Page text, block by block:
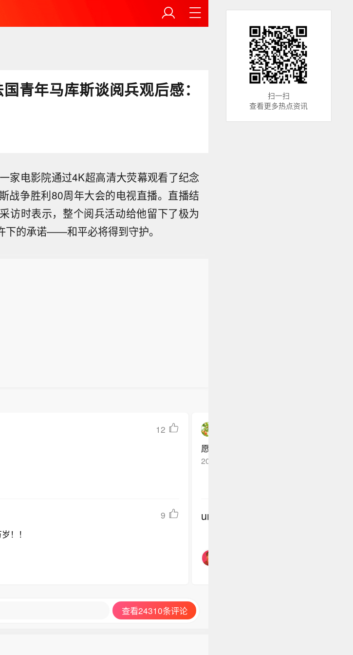
青年马库斯谈阅兵观后感：
家电影院通过4K超高清大荧幕观看了纪念
战争胜利80周年大会的电视直播。直播结
访时表示，整个阅兵活动给他留下了极为
下的承诺——和平必将得到守护。
12
9
！！
愿祖国繁荣昌盛//
2025-09-03
undefined
查看24310条评论
扫一扫
查看更多热点资讯